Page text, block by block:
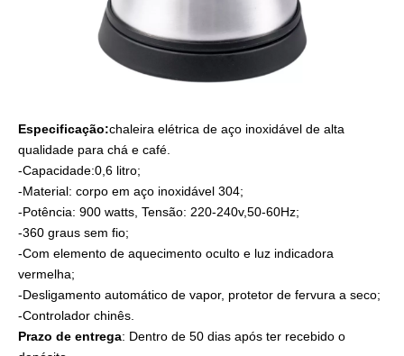
Especificação:chaleira elétrica de aço inoxidável de alta
qualidade para chá e café.
-Capacidade:0,6 litro;
-Material: corpo em aço inoxidável 304;
-Potência: 900 watts, Tensão: 220-240v,50-60Hz;
-360 graus sem fio;
-Com elemento de aquecimento oculto e luz indicadora
vermelha;
-Desligamento automático de vapor, protetor de fervura a seco;
-Controlador chinês.
Prazo de entrega: Dentro de 50 dias após ter recebido o